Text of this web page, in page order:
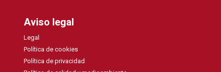
Aviso legal
Legal
Política de cookies
Política de privacidad